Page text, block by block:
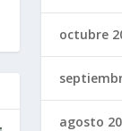
octubre
agosto